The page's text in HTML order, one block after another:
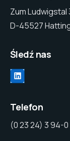
Zum Ludwigstal
D-45527
Śledź nas
Telefon
(0 23 24) 3 94-0